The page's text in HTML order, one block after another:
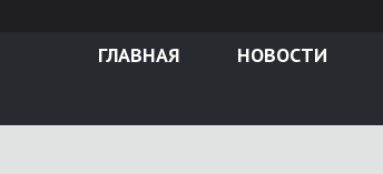
ГЛАВНАЯ НОВОСТИ